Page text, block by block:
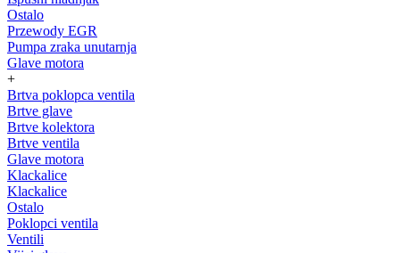
Ostalo
Przewody EGR
Pumpa zraka unutarnja
Glave motora
+
Brtva poklopca ventila
Brtve glave
Brtve kolektora
Brtve ventila
Glave motora
Klackalice
Klackalice
Ostalo
Poklopci ventila
Ventili